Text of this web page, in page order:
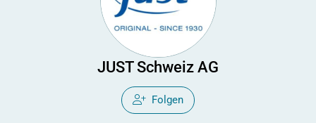
JUST Schweiz AG
Folgen